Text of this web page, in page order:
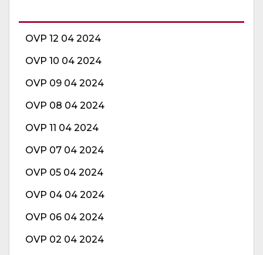
OVP 12 04 2024
OVP 10 04 2024
OVP 09 04 2024
OVP 08 04 2024
OVP 11 04 2024
OVP 07 04 2024
OVP 05 04 2024
OVP 04 04 2024
OVP 06 04 2024
OVP 02 04 2024